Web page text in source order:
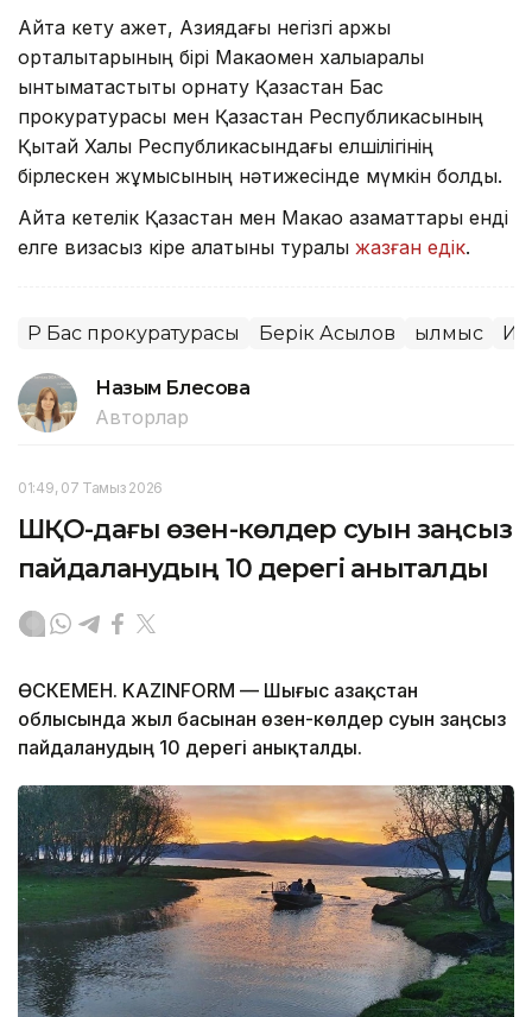
Айта кету қажет, Азиядағы негізгі қаржы
орталықтарының бірі Макаомен халықаралық
ынтымақтастықты орнату Қазақстан Бас
прокуратурасы мен Қазақстан Республикасының
Қытай Халық Республикасындағы елшілігінің
бірлескен жұмысының нәтижесінде мүмкін болды.
Айта кетелік Қазақстан мен Макао азаматтары енді
елге визасыз кіре алатыны туралы жазған едік.
ҚР Бас прокуратурасы Берік Асылов Қылмыс
Назым Бөлесова
Авторлар
01:49, 07 Тамыз 2026
ШҚО-дағы өзен-көлдер суын заңсыз
пайдаланудың 10 дерегі анықталды
ӨСКЕМЕН. KAZINFORM — Шығыс Қазақстан
облысында жыл басынан өзен-көлдер суын заңсыз
пайдаланудың 10 дерегі анықталды.